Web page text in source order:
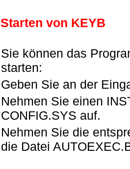
Starten von KEYB
Sie können das
starten:
Geben Sie an der
Nehmen Sie einen
CONFIG.SYS auf.
Nehmen Sie die
die Datei